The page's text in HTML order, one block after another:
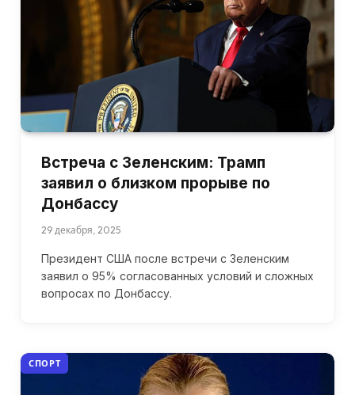
Встреча с Зеленским: Трамп
заявил о близком прорыве по
Донбассу
29 декабря, 2025
Президент США после встречи с Зеленским
заявил о 95% согласованных условий и сложных
вопросах по Донбассу.
СПОРТ